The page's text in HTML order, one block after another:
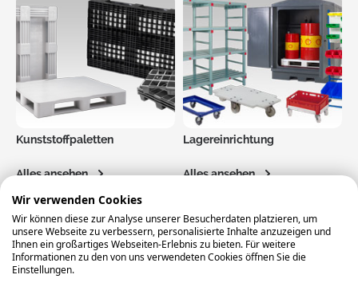
Kunststoffpaletten
Alles ansehen
Lagereinrichtung
Alles ansehen
Wir verwenden Cookies
Wir können diese zur Analyse unserer Besucherdaten platzieren, um
unsere Webseite zu verbessern, personalisierte Inhalte anzuzeigen und
Ihnen ein großartiges Webseiten-Erlebnis zu bieten. Für weitere
Informationen zu den von uns verwendeten Cookies öffnen Sie die
Einstellungen.